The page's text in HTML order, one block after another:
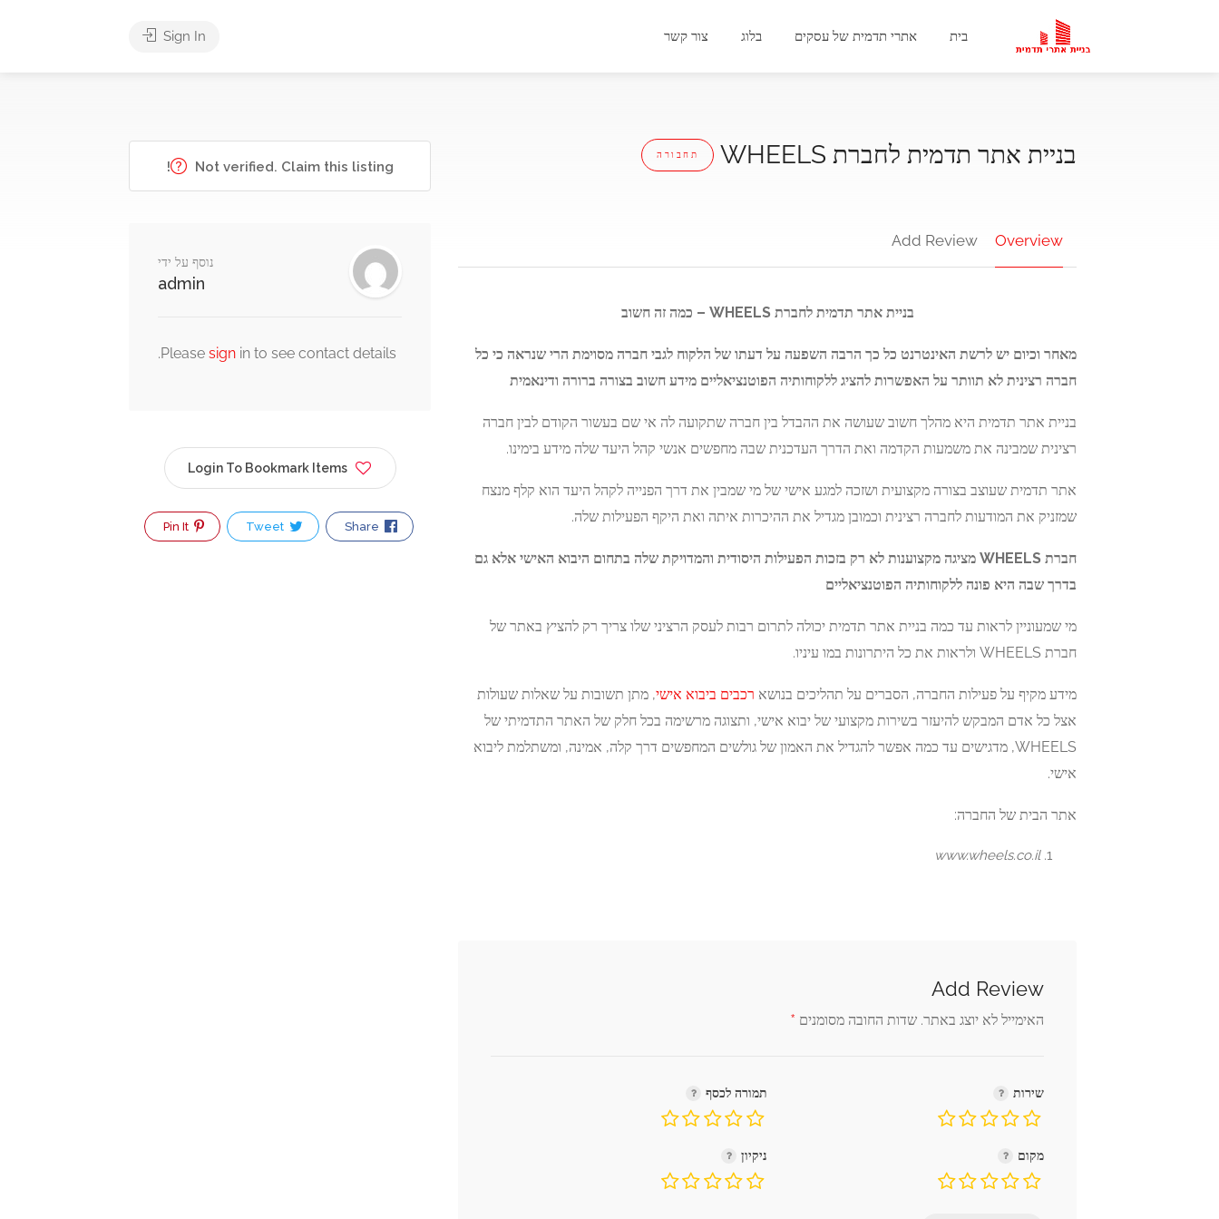
בית אתרי תדמית של עסקים בלוג צור קשר Sign In
בניית אתר תדמית לחברת WHEELS תחבורה
Overview
Add Review
בניית אתר תדמית לחברת כמה זה חשוב
מאחר וכיום יש לרשת האינטרנט כל כך הרבה השפעה על דעתו של הלקוח לגבי חברה מסוימת הרי שנראה כי כל
חברה רצינית לא תוותר על האפשרות להציג ללקוחותיה הפוטנציאליים מידע חשוב בצורה ברורה ודינאמית
בניית אתר תדמית היא מהלך חשוב שעושה את ההבדל בין חברה שתקועה לה אי שם בעשור הקודם לבין חברה
רצינית שמבינה את משמעות הקדמה ואת הדרך העדכנית שבה מחפשים אנשי קהל היעד שלה מידע בימינו.
אתר תדמית שעוצב בצורה מקצועית ושזכה למגע אישי של מי שמבין את דרך הפנייה לקהל היעד הוא קלף מנצח
שמזניק את המודעות לחברה רצינית וכמובן מגדיל את ההיכרות איתה ואת היקף הפעילות שלה.
חברת WHEELS מציגה מקצוענות לא רק בזכות הפעילות היסודית והמדויקת שלה בתחום היבוא האישי אלא גם
בדרך שבה היא פונה ללקוחותיה הפוטנציאליים
מי שמעוניין לראות עד כמה בניית אתר תדמית יכולה לתרום רבות לעסק הרציני שלו צריך רק להציץ באתר של
חברת WHEELS ולראות את כל היתרונות במו עיניו.
מידע מקיף על פעילות החברה, הסברים על תהליכים בנושא רכבים ביבוא אישי, מתן תשובות על שאלות שעולות
אצל כל אדם המבקש להיעזר בשירות מקצועי של יבוא אישי, ותצוגה מרשימה בכל חלק של האתר התדמיתי של
WHEELS, מדגישים עד כמה אפשר להגדיל את האמון של גולשים המחפשים דרך קלה, אמינה, ומשתלמת ליבוא
אישי.
אתר הבית של החברה:
www.wheels.co.il
Add Review
האימייל לא יוצג באתר. שדות החובה מסומנים *
שירות תמורה לכסף
מקום ניקיון
Not verified. Claim this listing!
נוסף על ידי
admin
Pleasesign in to see contact details.
Login To Bookmark Items
Tweet
Pin It